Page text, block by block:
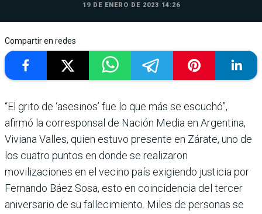
19 DE ENERO DE 2023 14:26
Compartir en redes
“El grito de ‘asesinos’ fue lo que más se escuchó”,
afirmó la corresponsal de Nación Media en Argentina,
Viviana Valles, quien estuvo presente en Zárate, uno de
los cuatro puntos en donde se realizaron
movilizaciones en el vecino país exigiendo justicia por
Fernando Báez Sosa, esto en coincidencia del tercer
aniversario de su fallecimiento. Miles de personas se